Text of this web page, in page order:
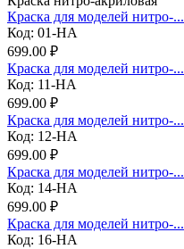
Краска для моделей нитро-...
Код: 01-НА
699.00 ₽
Краска для моделей нитро-...
Код: 11-НА
699.00 ₽
Краска для моделей нитро-...
Код: 12-НА
699.00 ₽
Краска для моделей нитро-...
Код: 14-НА
699.00 ₽
Краска для моделей нитро-...
Код: 16-НА